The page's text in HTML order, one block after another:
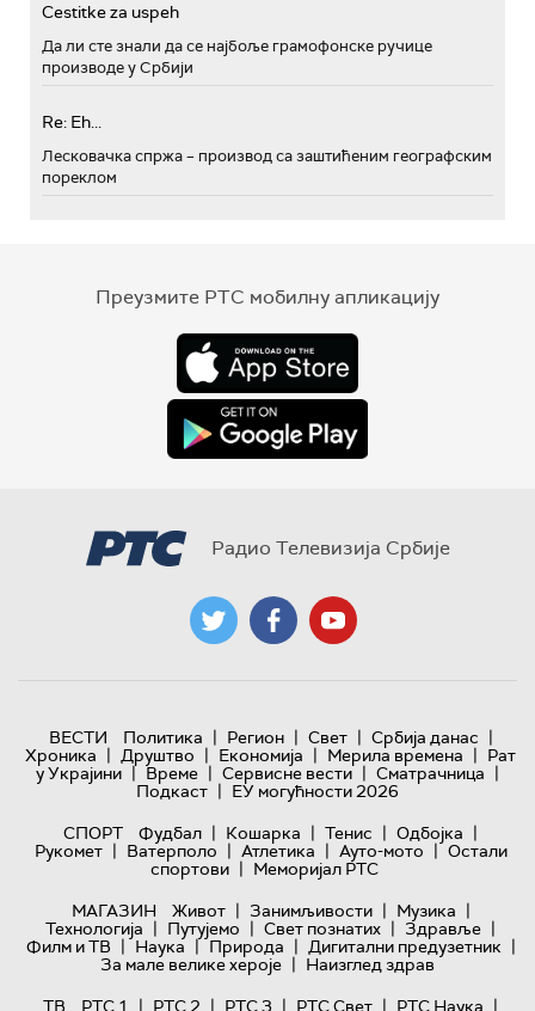
Cestitke za uspeh
Да ли сте знали да се најбоље грамофонске ручице
производе у Србији
Re: Eh...
Лесковачка спржа – производ са заштићеним географским
пореклом
Преузмите РТС мобилну апликацију
Радио Телевизија Србије
ВЕСТИ Политика | Регион | Свет | Србија данас |
Хроника | Друштво | Економија | Мерила времена | Рат
у Украјини | Време | Сервисне вести | Сматрачница |
Подкаст | ЕУ могућности 2026
СПОРТ
Фудбал | Кошарка | Тенис | Одбојка |
Рукомет | Ватерполо | Атлетика | Ауто-мото | Остали
спортови | Меморијал РТС
МАГАЗИН
Живот | Занимљивости | Музика |
Технологијa | Путујемо | Свет познатих | Здравље |
Филм и ТВ | Наука | Природа | Дигитални предузетник |
За мале велике хероје | Наизглед здрав
ТВ
РТС 1 | РТС 2 | РТС 3 | РТС Свет | РТС Наука |